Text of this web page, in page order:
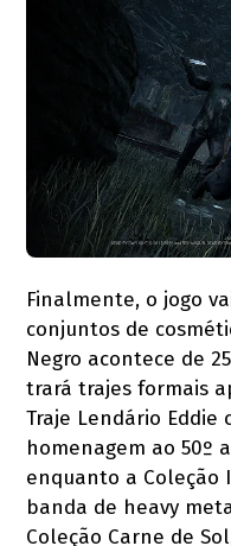
Finalmente, o jogo
conjuntos de
Negro acontece de
trará trajes formais
Traje Lendário Eddie
homenagem ao 50º
enquanto a Coleção
banda de heavy
Coleção Carne de